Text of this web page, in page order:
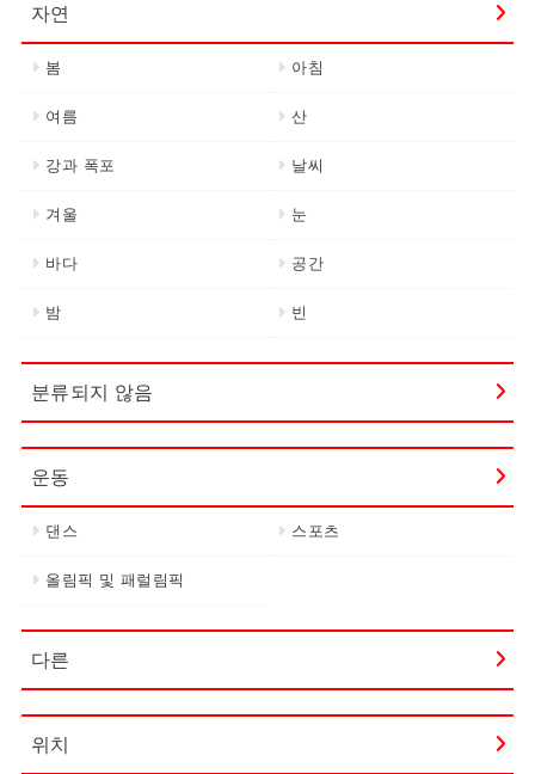
자연
봄 아침
여름 산
강과 폭포 날씨
겨울 눈
바다 공간
밤 빈
분류되지 않음
운동
댄스 스포츠
올림픽 및 패럴림픽
다른
위치